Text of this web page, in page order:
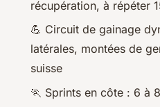
récupération, à répéter
💪 Circuit de gainage
latérales, montées de
suisse
🏃 Sprints en côte : 6 à